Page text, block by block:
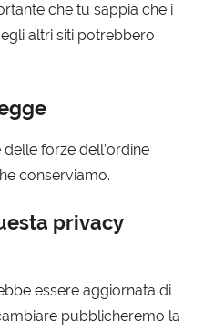
che tu sappia che i
altri siti potrebbero
forze dell’ordine
conserviamo.
privacy
essere aggiornata di
pubblicheremo la